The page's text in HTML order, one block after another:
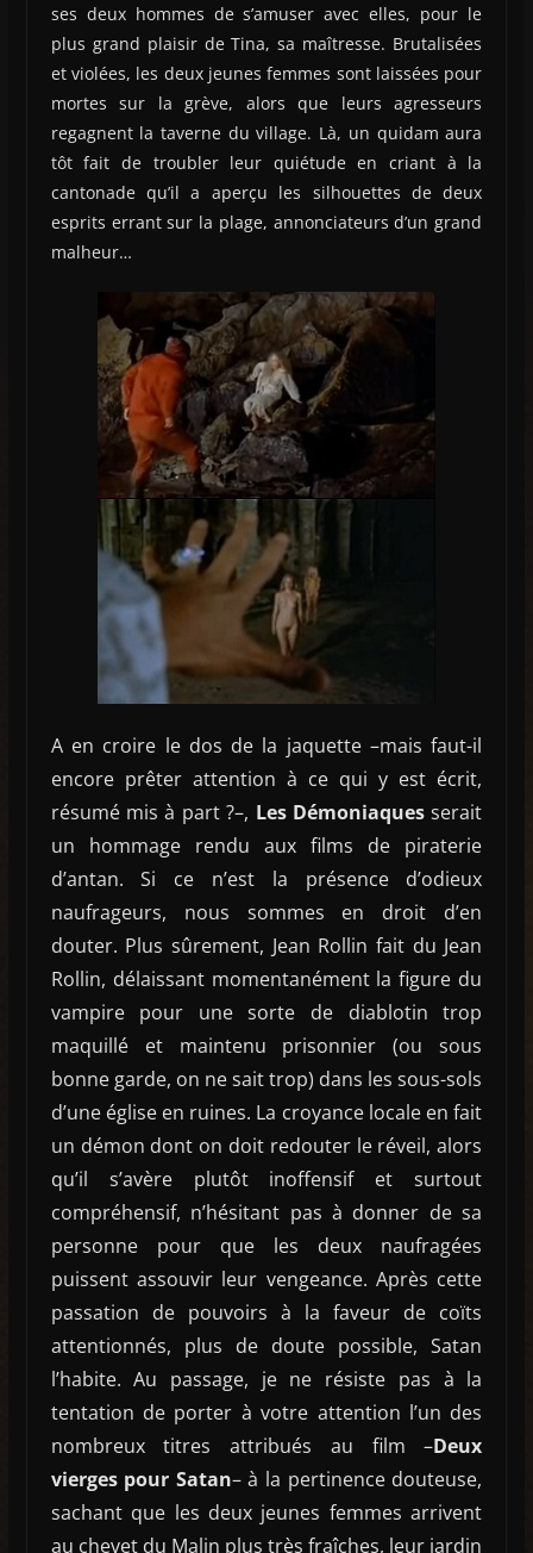
ses deux hommes de s’amuser avec elles, pour le
plus grand plaisir de Tina, sa maîtresse. Brutalisées
et violées, les deux jeunes femmes sont laissées pour
mortes sur la grève, alors que leurs agresseurs
regagnent la taverne du village. Là, un quidam aura
tôt fait de troubler leur quiétude en criant à la
cantonade qu’il a aperçu les silhouettes de deux
esprits errant sur la plage, annonciateurs d’un grand
malheur…
A en croire le dos de la jaquette –mais faut-il
encore prêter attention à ce qui y est écrit,
résumé mis à part ?–, Les Démoniaquesserait
un hommage rendu aux films de piraterie
d’antan. Si ce n’est la présence d’odieux
naufrageurs, nous sommes en droit d’en
douter. Plus sûrement, Jean Rollin fait du Jean
Rollin, délaissant momentanément la figure du
vampire pour une sorte de diablotin trop
maquillé et maintenu prisonnier (ou sous
bonne garde, on ne sait trop) dans les sous-sols
d’une église en ruines. La croyance locale en fait
un démon dont on doit redouter le réveil, alors
qu’il s’avère plutôt inoffensif et surtout
compréhensif, n’hésitant pas à donner de sa
personne pour que les deux naufragées
puissent assouvir leur vengeance. Après cette
passation de pouvoirs à la faveur de coïts
attentionnés, plus de doute possible, Satan
l’habite. Au passage, je ne résiste pas à la
tentation de porter à votre attention l’un des
nombreux titres attribués au film –Deux
vierges pour Satan– à la pertinence douteuse,
sachant que les deux jeunes femmes arrivent
au chevet du Malin plus très fraîches, leur jardin